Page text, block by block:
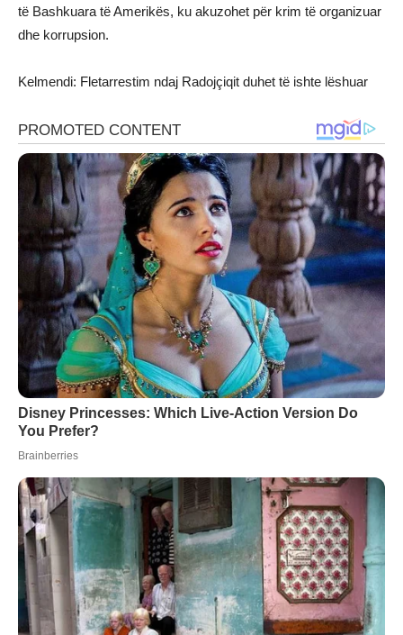
të Bashkuara të Amerikës, ku akuzohet për krim të organizuar
dhe korrupsion.
Kelmendi: Fletarrestim ndaj Radojçiqit duhet të ishte lëshuar